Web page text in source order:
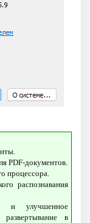
PDF-документов.
процессора.
распознавания
и улучшенное
развертывание в